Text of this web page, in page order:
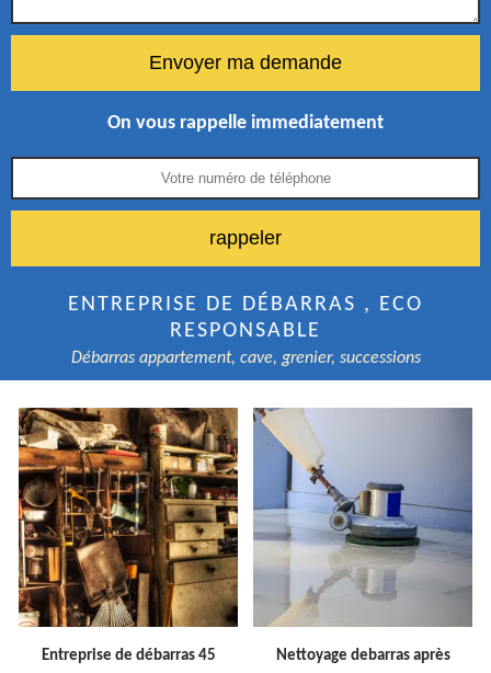
On vous rappelle immediatement
ENTREPRISE DE DÉBARRAS , ECO
RESPONSABLE
Débarras appartement, cave, grenier, successions
Entreprise de débarras 45
Nettoyage debarras après